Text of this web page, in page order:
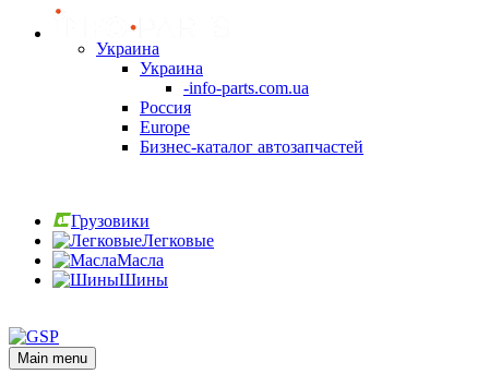
Украина
Украина
-info-parts.com.ua
Россия
Europe
Бизнес-каталог автозапчастей
Грузовики
Легковые
Масла
Шины
Main menu